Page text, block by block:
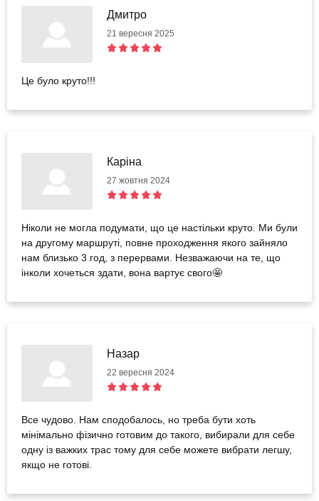
Дмитро
21 вересня 2025
Це було круто!!!
Каріна
27 жовтня 2024
Ніколи не могла подумати, що це настільки круто. Ми були
на другому маршруті, повне проходження якого зайняло
нам близько 3 год, з перервами. Незважаючи на те, що
інколи хочеться здати, вона вартує свого🤩
Назар
22 вересня 2024
Все чудово. Нам сподобалось, но треба бути хоть
мінімально фізично готовим до такого, вибирали для себе
одну із важких трас тому для себе можете вибрати легшу,
якщо не готові.